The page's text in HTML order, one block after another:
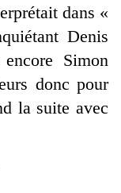
dans «
Denis
Simon
donc pour
la suite avec